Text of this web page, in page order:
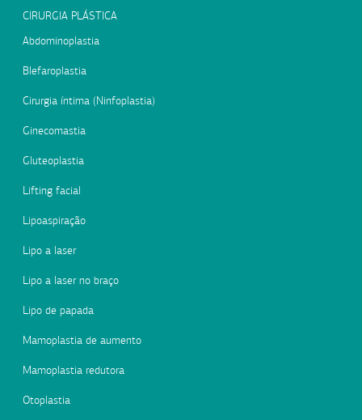
CIRURGIA PLÁSTICA
Abdominoplastia
Blefaroplastia
Cirurgia íntima (Ninfoplastia)
Ginecomastia
Gluteoplastia
Lifting facial
Lipoaspiração
Lipo a laser
Lipo a laser no braço
Lipo de papada
Mamoplastia de aumento
Mamoplastia redutora
Otoplastia